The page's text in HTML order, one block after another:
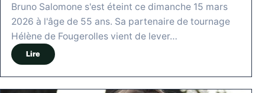
Bruno Salomone s'est éteint ce dimanche 15 mars
2026 à l'âge de 55 ans. Sa partenaire de tournage
Hélène de Fougerolles vient de lever…
Lire